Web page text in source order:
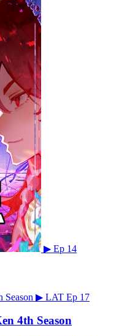
▶ Ep 14
▶ LAT Ep 17
4th Season